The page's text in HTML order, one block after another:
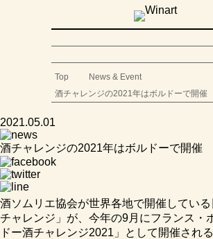
Top
News & Event
酒チャレンジの2021年はボルドーで開催
2021.05.01
酒チャレンジの2021年はボルドーで開催
酒ソムリエ協会が世界各地で開催してい
チャレンジ」が、今年の9月にフランス・
ドー酒チャレンジ2021」として開催され